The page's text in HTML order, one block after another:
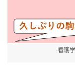
看護